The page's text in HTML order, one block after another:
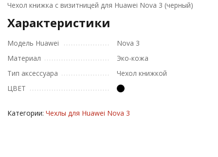
Чехол книжка с визитницей для Huawei Nova 3 (черный)
Характеристики
Модель Huawei
Nova 3
Материал
Эко-кожа
Тип аксессуара
Чехол книжкой
ЦВЕТ
Категории: Чехлы для Huawei Nova 3